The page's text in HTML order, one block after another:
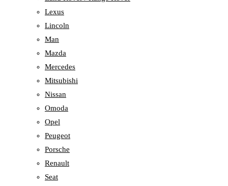
Lexus
Lincoln
Man
Mazda
Mercedes
Mitsubishi
Nissan
Omoda
Opel
Peugeot
Porsche
Renault
Seat